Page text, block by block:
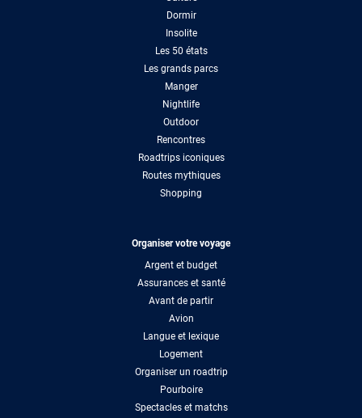
Dormir
Insolite
Les 50 états
Les grands parcs
Manger
Nightlife
Outdoor
Rencontres
Roadtrips iconiques
Routes mythiques
Shopping
Organiser votre voyage
Argent et budget
Assurances et santé
Avant de partir
Avion
Langue et lexique
Logement
Organiser un roadtrip
Pourboire
Spectacles et matchs